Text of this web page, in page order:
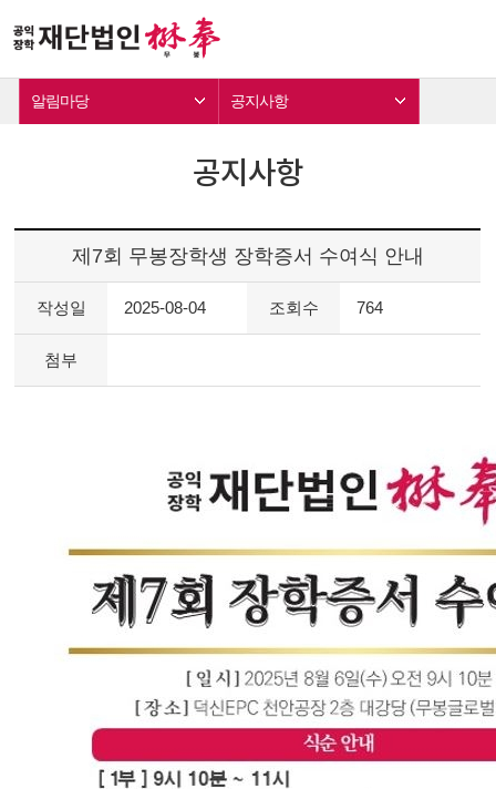
알림마당 공지사항
공지사항
제7회 무봉장학생 장학증서 수여식 안내
작성일 2025-08-04 조회수 764
첨부